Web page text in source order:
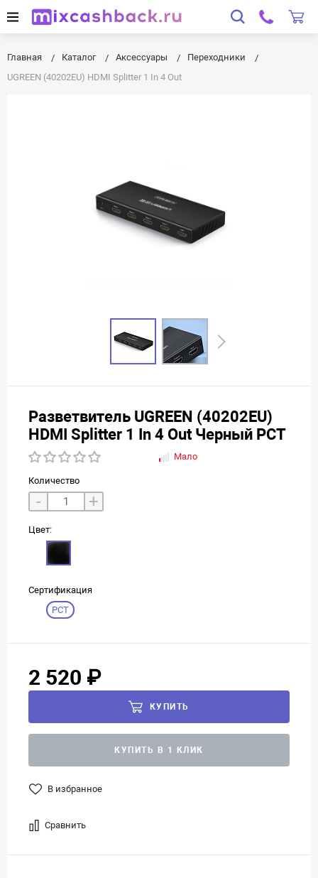
Главная Каталог Аксессуары
Переходники
UGREEN (40202EU) HDMI Splitter 1 In 4 Out
Разветвитель UGREEN (40202EU)
HDMI Splitter 1 In 4 Out Черный РСТ
Мало
Количество
- +
Цвет:
Сертификация
РСТ
2 520 ₽
КУПИТЬ
КУПИТЬ В 1 КЛИК
В избранное
Сравнить